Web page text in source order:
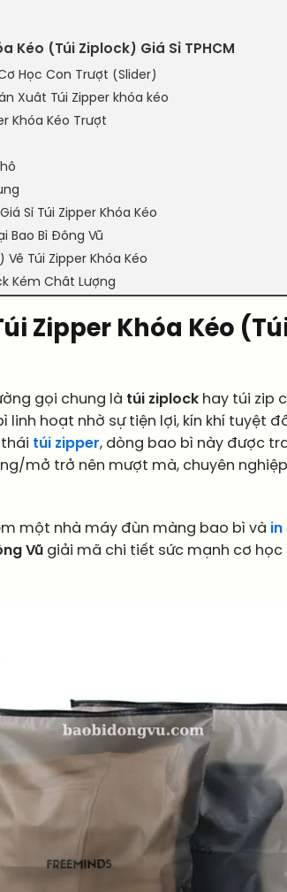
Kéo (Túi Ziplock) Giá Sỉ TPHCM
Học Con Trượt (Slider)
Xuất Túi Zipper khóa kéo
Khóa Kéo Trượt
Sỉ Túi Zipper Khóa Kéo
Bao Bì Đông Vũ
Túi Zipper Khóa Kéo
Kém Chất Lượng
Zipper Khóa Kéo
gọi chung là túi ziplock hay túi zip
hoạt nhờ sự tiện lợi, kín khí tuyệt
túi zipper, dòng bao bì này được
mở trở nên mượt mà, chuyên
một nhà máy đùn màng bao bì và in
Vũ giải mã chi tiết sức mạnh cơ